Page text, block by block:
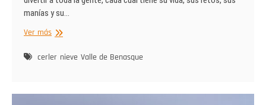
manías y su…
Ver másEsquiamos
divertir
cerler nieve Valle de Benasque